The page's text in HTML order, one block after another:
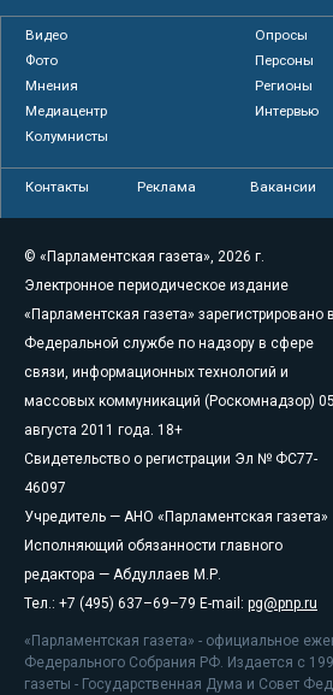
Видео
Опросы
Фото
Персоны
Мнения
Регионы
Медиацентр
Интервью
Колумнисты
Контакты Реклама Вакансии
© «Парламентская газета», 2026 г.
Электронное периодическое издание
«Парламентская газета» зарегистрировано в
Федеральной службе по надзору в сфере
связи, информационных технологий и
массовых коммуникаций (Роскомнадзор) 05
августа 2011 года. 18+
Свидетельство о регистрации Эл № ФС77-
46097
Учредитель — АНО «Парламентская газета»
Исполняющий обязанности главного
редактора — Абдуллаев М.Р.
Тел.: +7 (495) 637–69–79 E-mail: pg@pnp.ru
«Парламентская газета» - официальное
Федерального Собрания РФ. Издается с
газеты - Государственная Дума и Совет